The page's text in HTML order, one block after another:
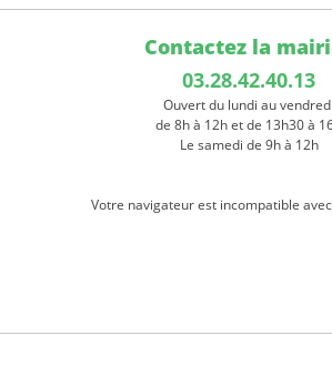
Contactez la
03.28.42.40.13
Ouvert du lundi au vendredi
de 8h à 12h et de 13h30 à
Le samedi de 9h à 12h
Votre navigateur est incompatible